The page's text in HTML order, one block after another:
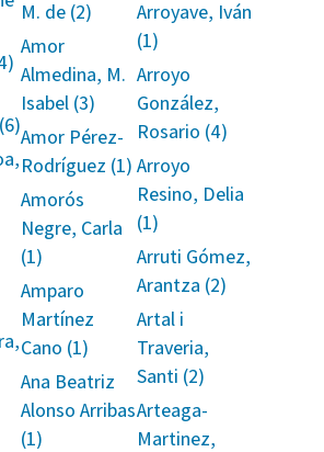
M. de (2)
Amor
Almedina, M.
Isabel (3)
Amor Pérez-
Rodríguez (1)
Amorós
Negre, Carla
(1)
Amparo
Martínez
Cano (1)
Ana Beatriz
Alonso Arribas
(1)
Arroyave, Iván
(1)
Arroyo
González,
Rosario (4)
Arroyo
Resino, Delia
(1)
Arruti Gómez,
Arantza (2)
Artal i
Traveria,
Santi (2)
Arteaga-
Martinez,